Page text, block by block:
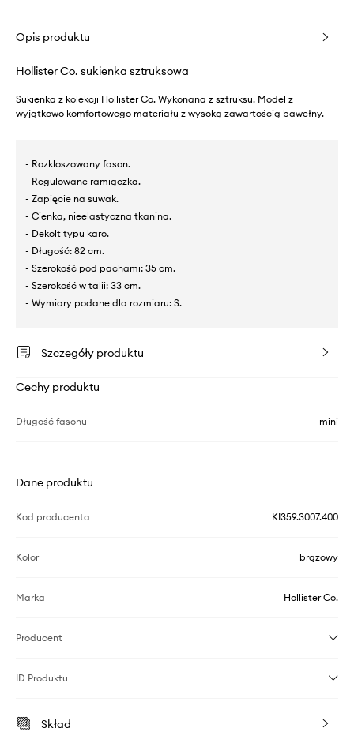
Opis produktu
Hollister Co. sukienka sztruksowa
Sukienka z kolekcji Hollister Co. Wykonana z sztruksu. Model z
wyjątkowo komfortowego materiału z wysoką zawartością bawełny.
- Rozkloszowany fason.
- Regulowane ramiączka.
- Zapięcie na suwak.
- Cienka, nieelastyczna tkanina.
- Dekolt typu karo.
- Długość: 82 cm.
- Szerokość pod pachami: 35 cm.
- Szerokość w talii: 33 cm.
- Wymiary podane dla rozmiaru: S.
Szczegóły produktu
Cechy produktu
Długość fasonu mini
Dane produktu
Kod producenta KI359.3007.400
Kolor brązowy
Marka Hollister Co.
Producent
ID Produktu
Skład